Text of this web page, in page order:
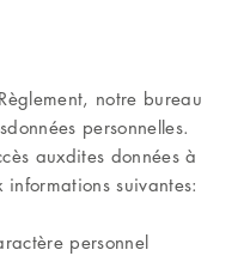
notre bureau
personnelles.
auxdites données à
suivantes:
personnel